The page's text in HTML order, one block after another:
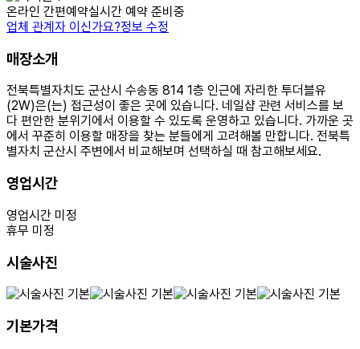
온라인 간편예약실시간 예약 준비중
업체 관계자 이신가요?정보 수정
매장소개
전북특별자치도 군산시 수송동 814 1층 인근에 자리한 투더블유
(2W)은(는) 접근성이 좋은 곳에 있습니다. 네일샵 관련 서비스를 보
다 편안한 분위기에서 이용할 수 있도록 운영하고 있습니다. 가까운 곳
에서 꾸준히 이용할 매장을 찾는 분들에게 고려해볼 만합니다. 전북특
별자치 군산시 주변에서 비교해보며 선택하실 때 참고해보세요.
영업시간
영업시간 미정
휴무 미정
시술사진
기본가격